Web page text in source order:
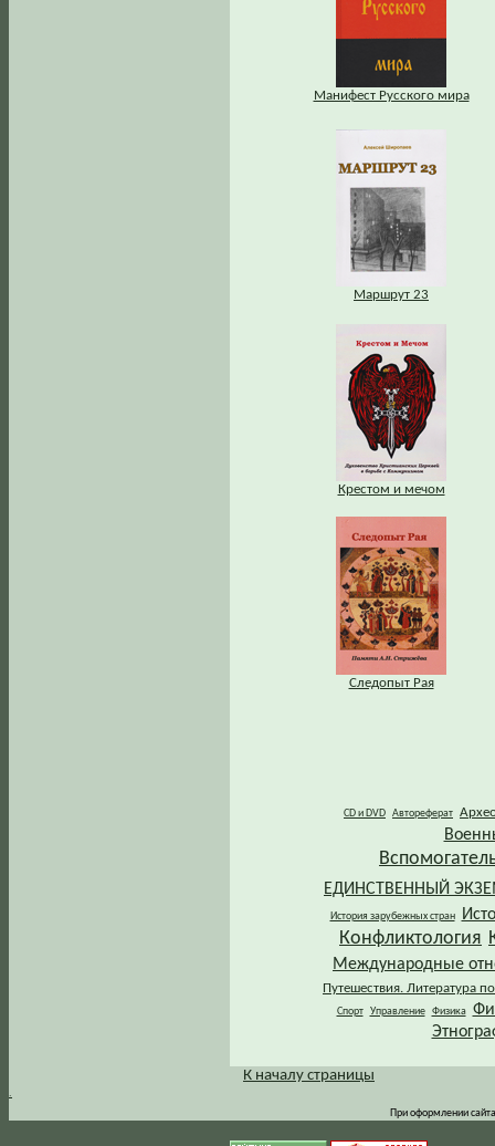
Манифест Русского мира
Маршрут 23
Крестом и мечом
Следопыт Рая
CD и DVD Автореферат
ЕДИНСТВЕННЫЙ
История зарубежных стран
Конфликтология
Международные
Путешествия. Литература
Спорт Управление Физика
.
К началу страницы
При оформлении